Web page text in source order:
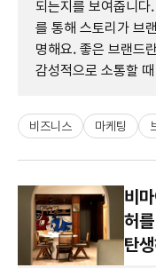
되는지를 보여줍니다
를 통해 스토리가 브
명해요. 좋은 브랜드
감성적으로 소통할
비즈니스 마케팅
비
허
탄